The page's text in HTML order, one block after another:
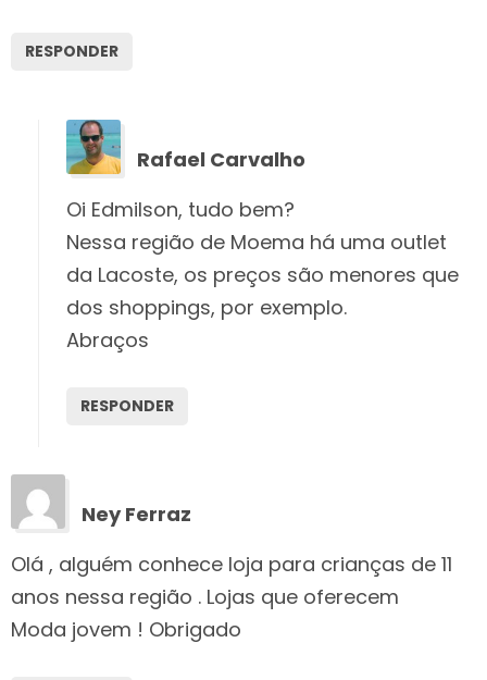
RESPONDER
Rafael Carvalho
Oi Edmilson, tudo bem?
Nessa região de Moema há uma outlet
da Lacoste, os preços são menores que
dos shoppings, por exemplo.
Abraços
RESPONDER
Ney Ferraz
Olá , alguém conhece loja para crianças de 11
anos nessa região . Lojas que oferecem
Moda jovem ! Obrigado